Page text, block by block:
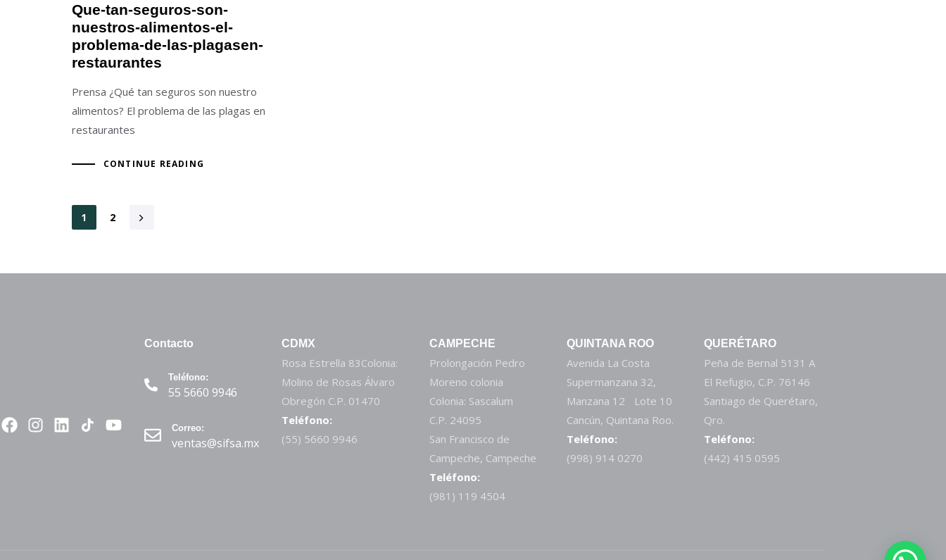
Que-tan-seguros-son-
nuestros-alimentos-el-
problema-de-las-plagasen-
restaurantes
Prensa ¿Qué tan seguros son nuestro
alimentos? El problema de las plagas en
restaurantes
CONTINUE READING
1 2
Contacto
Teléfono:
55 5660 9946
Correo:
ventas@sifsa.mx
CDMX
Rosa Estrella 83Colonia:
Molino de Rosas Álvaro
Obregón C.P. 01470
Teléfono:
(55) 5660 9946
CAMPECHE
Prolongación Pedro
Moreno colonia
Colonia: Sascalum
C.P. 24095
San Francisco de
Campeche, Campeche
Teléfono:
(981) 119 4504
QUINTANA ROO
Avenida La Costa
Supermanzana 32,
Manzana 12 Lote 10
Cancún, Quintana Roo.
Teléfono:
(998) 914 0270
QUERÉTARO
Peña de Bernal 5131 A
El Refugio, C.P. 76146
Santiago de Querétaro,
Qro.
Teléfono:
(442) 415 0595